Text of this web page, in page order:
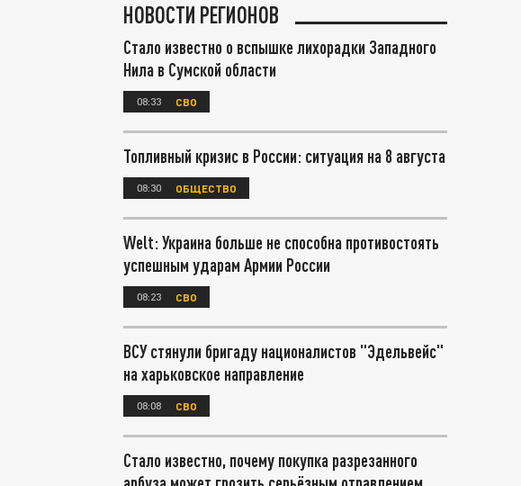
НОВОСТИ РЕГИОНОВ
Стало известно о вспышке лихорадки Западного
Нила в Сумской области
08:33 СВО
Топливный кризис в России: ситуация на 8 августа
08:30 ОБЩЕСТВО
Welt: Украина больше не способна противостоять
успешным ударам Армии России
08:23 СВО
ВСУ стянули бригаду националистов "Эдельвейс"
на харьковское направление
08:08 СВО
Стало известно, почему покупка разрезанного